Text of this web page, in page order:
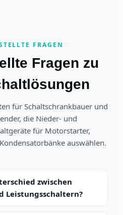
FRAGEN
Fragen zu
für Schaltschrankbauer und
die Nieder- und
für Motorstarter,
auswählen.
zwischen
Leistungsschaltern?